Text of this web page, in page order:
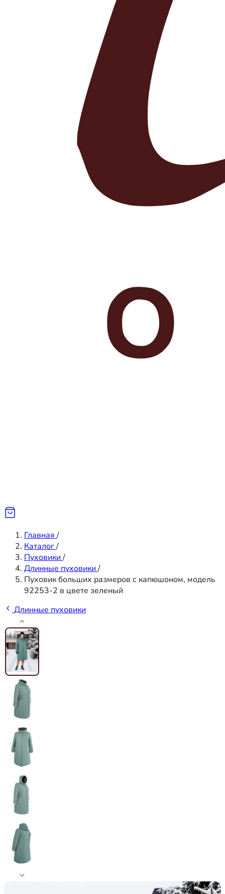
Главная /
Каталог/
Пуховики /
Длинные пуховики /
Пуховик больших размеров с капюшоном, модель
92253-2 в цвете зеленый
Длинные пуховики